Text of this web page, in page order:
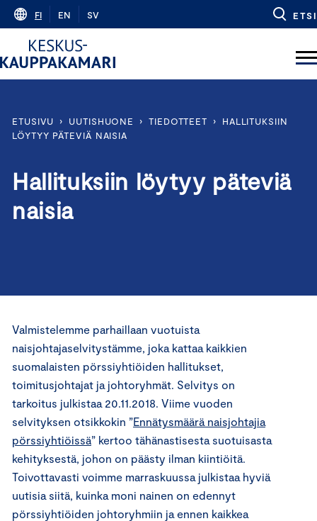
Skip
content
FI EN SV ETSI
ETUSIVU › UUTISHUONE › TIEDOTTEET ›
HALLITUKSIIN
LÖYTYY PÄTEVIÄ NAISIA
Hallituksiin löytyy päteviä
naisia
Valmistelemme parhaillaan vuotuista
naisjohtajaselvitystämme, joka kattaa kaikkien
suomalaisten pörssiyhtiöiden hallitukset,
toimitusjohtajat ja johtoryhmät. Selvitys on
tarkoitus julkistaa 20.11.2018. Viime vuoden
selvityksen otsikkokin ”Ennätysmäärä naisjohtajia
pörssiyhtiöissä” kertoo tähänastisesta suotuisasta
kehityksestä, johon on päästy ilman kiintiöitä.
Toivottavasti voimme marraskuussa julkistaa hyviä
uutisia siitä, kuinka moni nainen on edennyt
pörssiyhtiöiden johtoryhmiin ja ennen kaikkea